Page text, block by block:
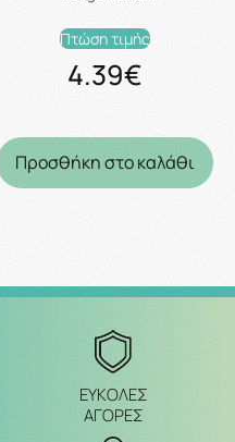
Πτώση τιμής
4.39€
Προσθήκη στο καλάθι
ΕΥΚΟΛΕΣ
ΑΓΟΡΕΣ